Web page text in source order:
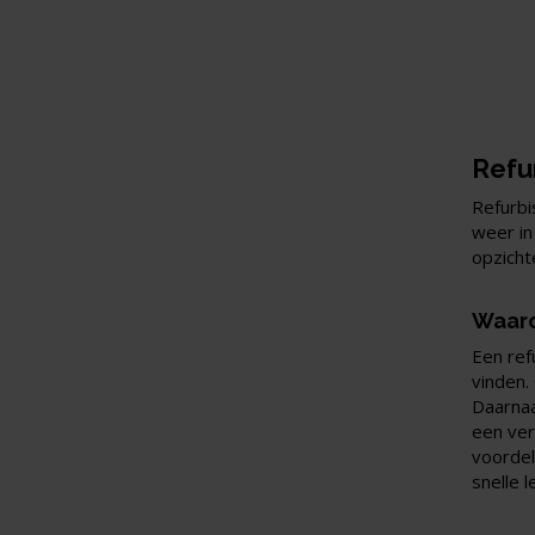
weer
Een
een
snelle